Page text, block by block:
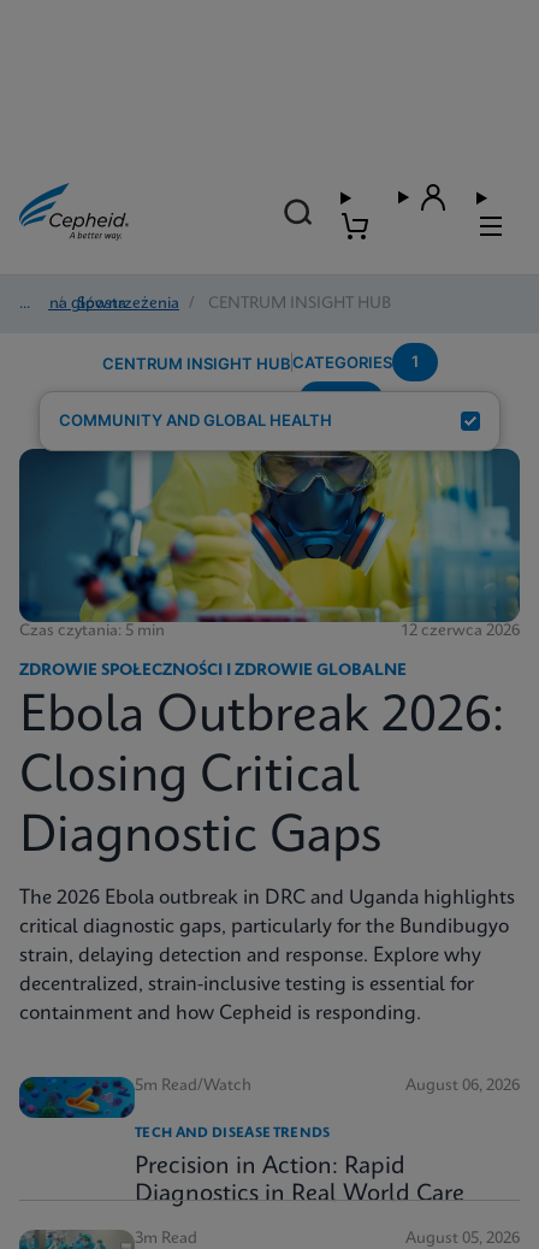
Strona główna
/ Spostrzeżenia / CENTRUM INSIGHT HUB
CENTRUM INSIGHT HUBCATEGORIES 1
COMMUNITY AND GLOBAL HEALTH
Czas czytania: 5 min 12 czerwca 2026
ZDROWIE SPOŁECZNOŚCI I ZDROWIE GLOBALNE
Ebola Outbreak 2026:
Closing Critical
Diagnostic Gaps
The 2026 Ebola outbreak in DRC and Uganda highlights
critical diagnostic gaps, particularly for the Bundibugyo
strain, delaying detection and response. Explore why
decentralized, strain-inclusive testing is essential for
containment and how Cepheid is responding.
5m Read/Watch August 06, 2026
TECH AND DISEASE TRENDS
Precision in Action: Rapid
Diagnostics in Real World Care
3m Read August 05, 2026